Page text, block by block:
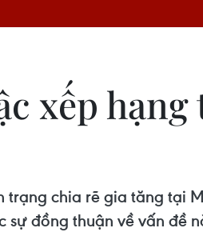
xếp
trạng chia rẽ gia tăng tại
sự đồng thuận về vấn đề